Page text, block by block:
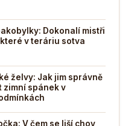
Dokonalí mistři
v teráriu sotva
želvy: Jak jim správně
zimní spánek v
V čem se liší chov